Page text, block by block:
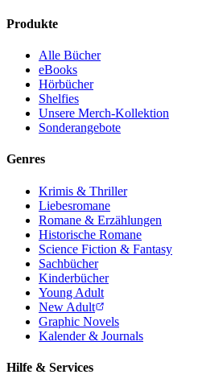
Produkte
Alle Bücher
eBooks
Hörbücher
Shelfies
Unsere Merch-Kollektion
Sonderangebote
Genres
Krimis & Thriller
Liebesromane
Romane & Erzählungen
Historische Romane
Science Fiction & Fantasy
Sachbücher
Kinderbücher
Young Adult
New Adult
Graphic Novels
Kalender & Journals
Hilfe & Services